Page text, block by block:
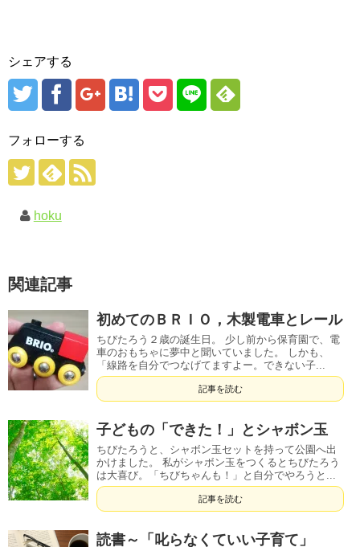
シェアする
フォローする
hoku
関連記事
初めてのＢＲＩＯ，木製電車とレール
ちびたろう２歳の誕生日。 少し前から保育園で、電
車のおもちゃに夢中と聞いていました。 しかも、
「線路を自分でつなげてますよー。できない子...
記事を読む
子どもの「できた！」とシャボン玉
ちびたろうと、シャボン玉セットを持って公園へ出
かけました。 私がシャボン玉をつくるとちびたろう
は大喜び。「ちびちゃんも！」と自分でやろうと...
記事を読む
読書～「叱らなくていい子育て」